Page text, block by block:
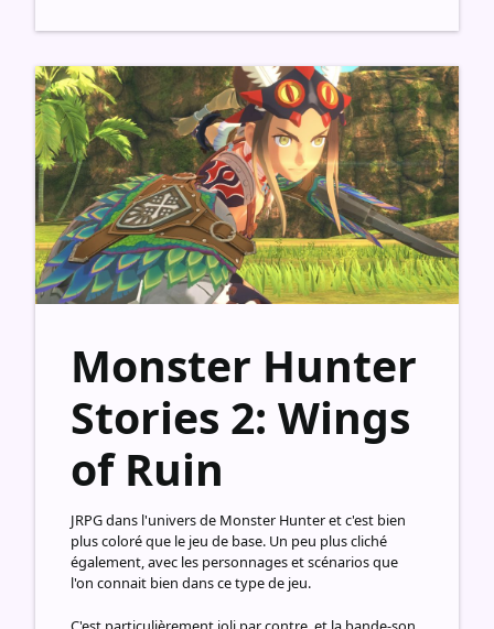
Monster Hunter
Stories 2: Wings
of Ruin
JRPG dans l'univers de Monster Hunter et c'est bien
plus coloré que le jeu de base. Un peu plus cliché
également, avec les personnages et scénarios que
l'on connait bien dans ce type de jeu.